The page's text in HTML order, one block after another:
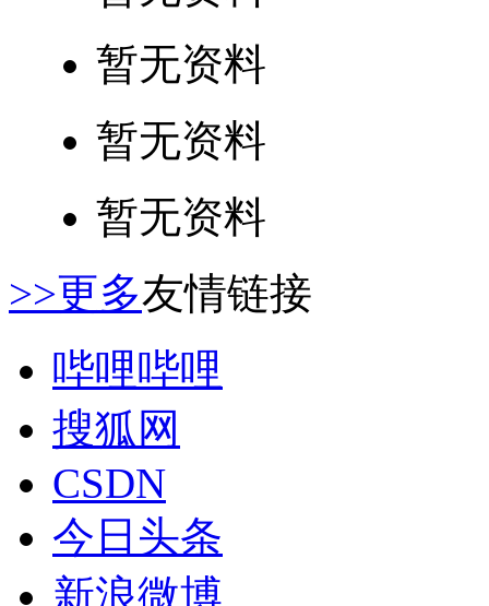
暂无资料
暂无资料
暂无资料
>>更多友情链接
哔哩哔哩
搜狐网
CSDN
今日头条
新浪微博